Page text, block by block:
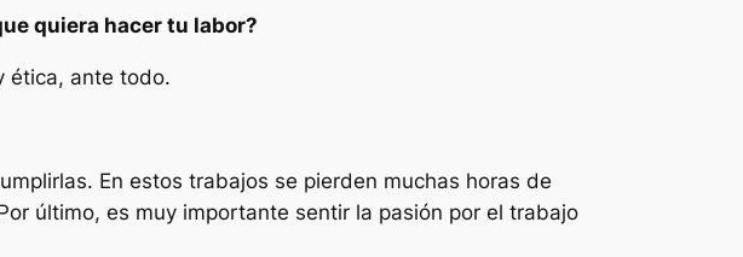
quiera hacer tu labor?
ética, ante todo.
En estos trabajos se pierden muchas horas de
último, es muy importante sentir la pasión por el trabajo